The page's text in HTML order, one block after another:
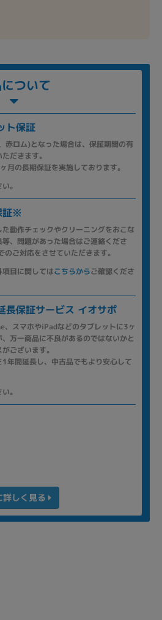
ついて
ト保証
赤ロム)となった場合は、保証期間の有
だきます。
月の長期保証を実施しております。
。
証※
動作チェックやクリーニングをおこな
、問題があった場合はご連絡くださ
ご対応をさせていただきます。
目に関してはこちらからご確認くださ
長保証サービス イオサポ
、スマホやiPadなどのタブレットに3ヶ
万一商品に不良があるのではないかと
ございます。
年間延長し、中古品でもより安心して
。
詳しく見る